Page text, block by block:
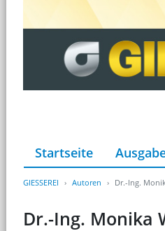
Startseite
GIESSEREI Autoren Dr.-Ing.
Dr.-Ing. Monika